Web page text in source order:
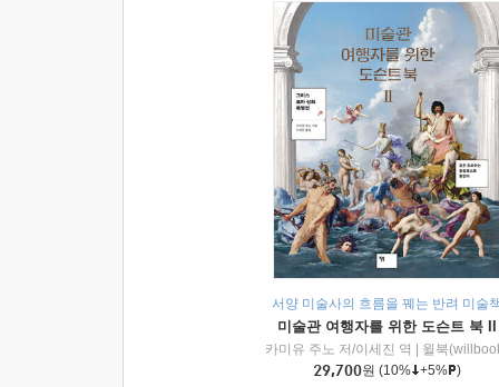
서양 미술사의 흐름을 꿰는 반려 미술
미술관 여행자를 위한 도슨트 북 II
카미유 주노 저/이세진 역
윌북
29,700원 (10% +5% )